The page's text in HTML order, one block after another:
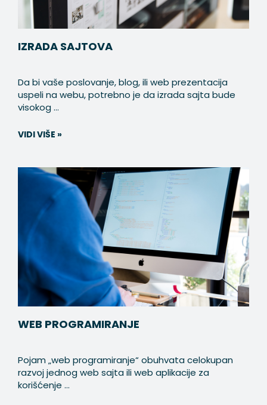
IZRADA SAJTOVA
Da bi vaše poslovanje, blog, ili web prezentacija
uspeli na webu, potrebno je da izrada sajta bude
visokog ...
VIDI VIŠE »
WEB PROGRAMIRANJE
Pojam „web programiranje“ obuhvata celokupan
razvoj jednog web sajta ili web aplikacije za
korišćenje ...